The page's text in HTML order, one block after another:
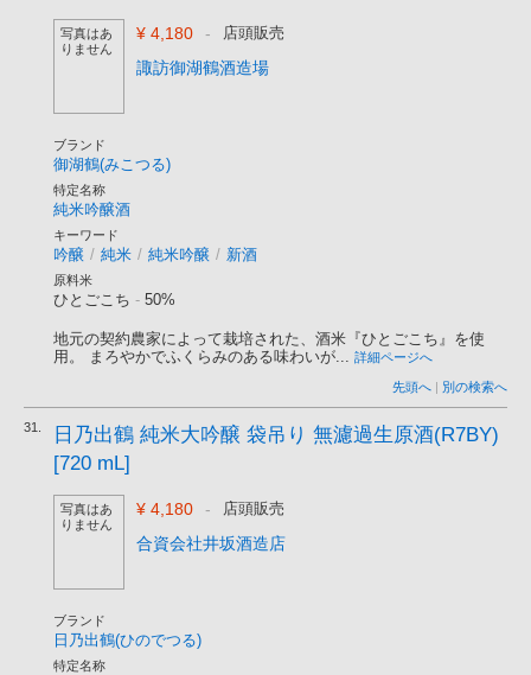
写真はあ
りません
¥ 4,180 - 店頭販売
諏訪御湖鶴酒造場
ブランド
御湖鶴(みこつる)
特定名称
純米吟醸酒
キーワード
吟醸 / 純米 / 純米吟醸 / 新酒
原料米
ひとごこち - 50%
地元の契約農家によって栽培された、酒米『ひとごこち』を使
用。 まろやかでふくらみのある味わいが... 詳細ページへ
先頭へ | 別の検索へ
31.
日乃出鶴 純米大吟醸 袋吊り 無濾過生原酒(R7BY)
[720 mL]
写真はあ
りません
¥ 4,180 - 店頭販売
合資会社井坂酒造店
ブランド
日乃出鶴(ひのでつる)
特定名称